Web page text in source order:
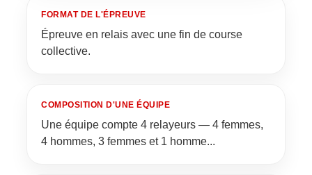
FORMAT DE L'ÉPREUVE
Épreuve en relais avec une fin de course
collective.
COMPOSITION D'UNE ÉQUIPE
Une équipe compte 4 relayeurs — 4 femmes,
4 hommes, 3 femmes et 1 homme...